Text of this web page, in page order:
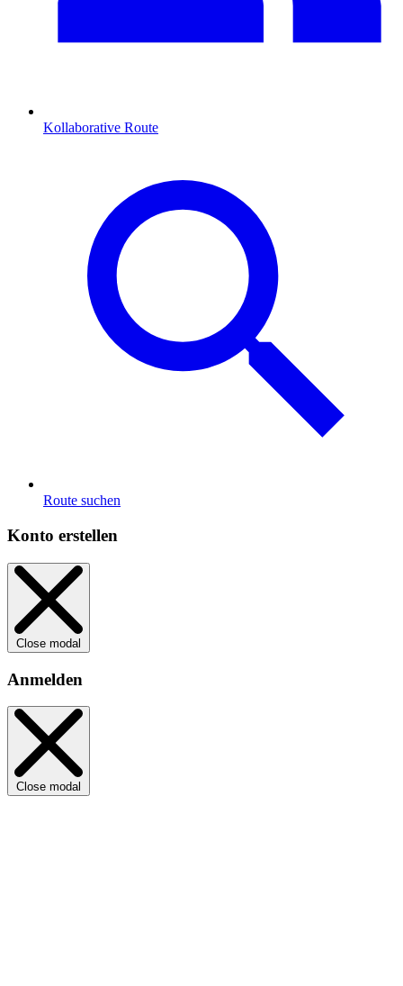
Kollaborative Route
Route suchen
Konto erstellen
Close modal
Anmelden
Close modal